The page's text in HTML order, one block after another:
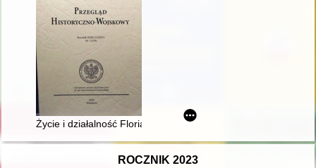
Życie i działalność Floriana Siwickiego w latach 1925-1968
ROCZNIK 2023